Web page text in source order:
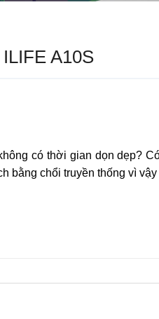
A10S
có thời gian dọn dẹp?
bằng chổi truyền thống vì